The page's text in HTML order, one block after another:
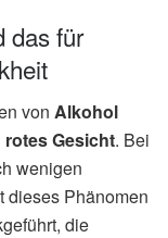
das für
von Alkohol
rotes Gesicht. Bei
wenigen
dieses Phänomen
die